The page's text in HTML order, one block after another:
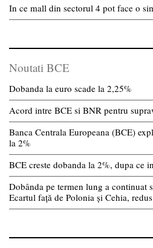
In ce mall din sectorul 4 pot face o
Noutati BCE
Dobanda la euro scade la 2,25%
Acord intre BCE si BNR pentru
Banca Centrala Europeana (BCE)
la 2%
BCE creste dobanda la 2%, dupa ce
Dobânda pe termen lung a continuat
Ecartul față de Polonia și Cehia,